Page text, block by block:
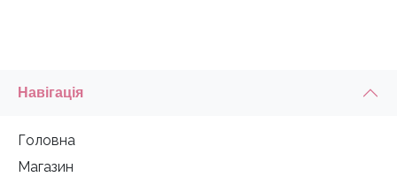
Навігація
Головна
Магазин